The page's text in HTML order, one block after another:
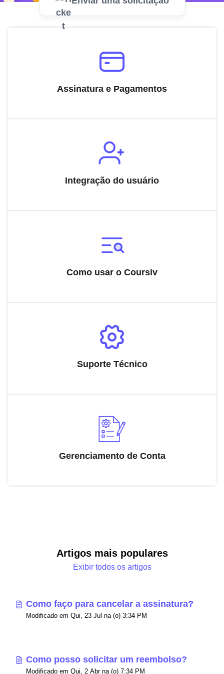
Assinatura e Pagamentos
Integração do usuário
Como usar o Coursiv
Suporte Técnico
Gerenciamento de Conta
Artigos mais populares
Exibir todos os artigos
Como faço para cancelar a assinatura?
Modificado em Qui, 23 Jul na (o) 3:34 PM
Como posso solicitar um reembolso?
Modificado em Qui, 2 Abr na (o) 7:34 PM